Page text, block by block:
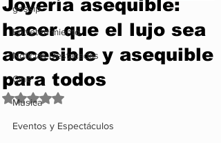
gossip
Entretenimiento
Noticias Destacadas
Cine
Musica
Eventos y Espectáculos
Joyería asequible:
hacer que el lujo sea
accesible y asequible
para todos
Obtuvo NaN de 5 estrellas.